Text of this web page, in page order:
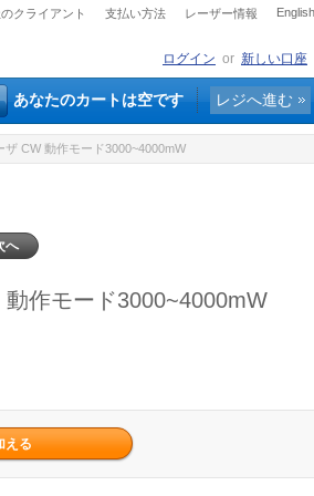
クライアント 支払い方法 レーザー情報 English
ログイン or 新しい口座
あなたのカートは空です レジへ進む
CW 動作モード3000~4000mW
へ
作モード3000~4000mW